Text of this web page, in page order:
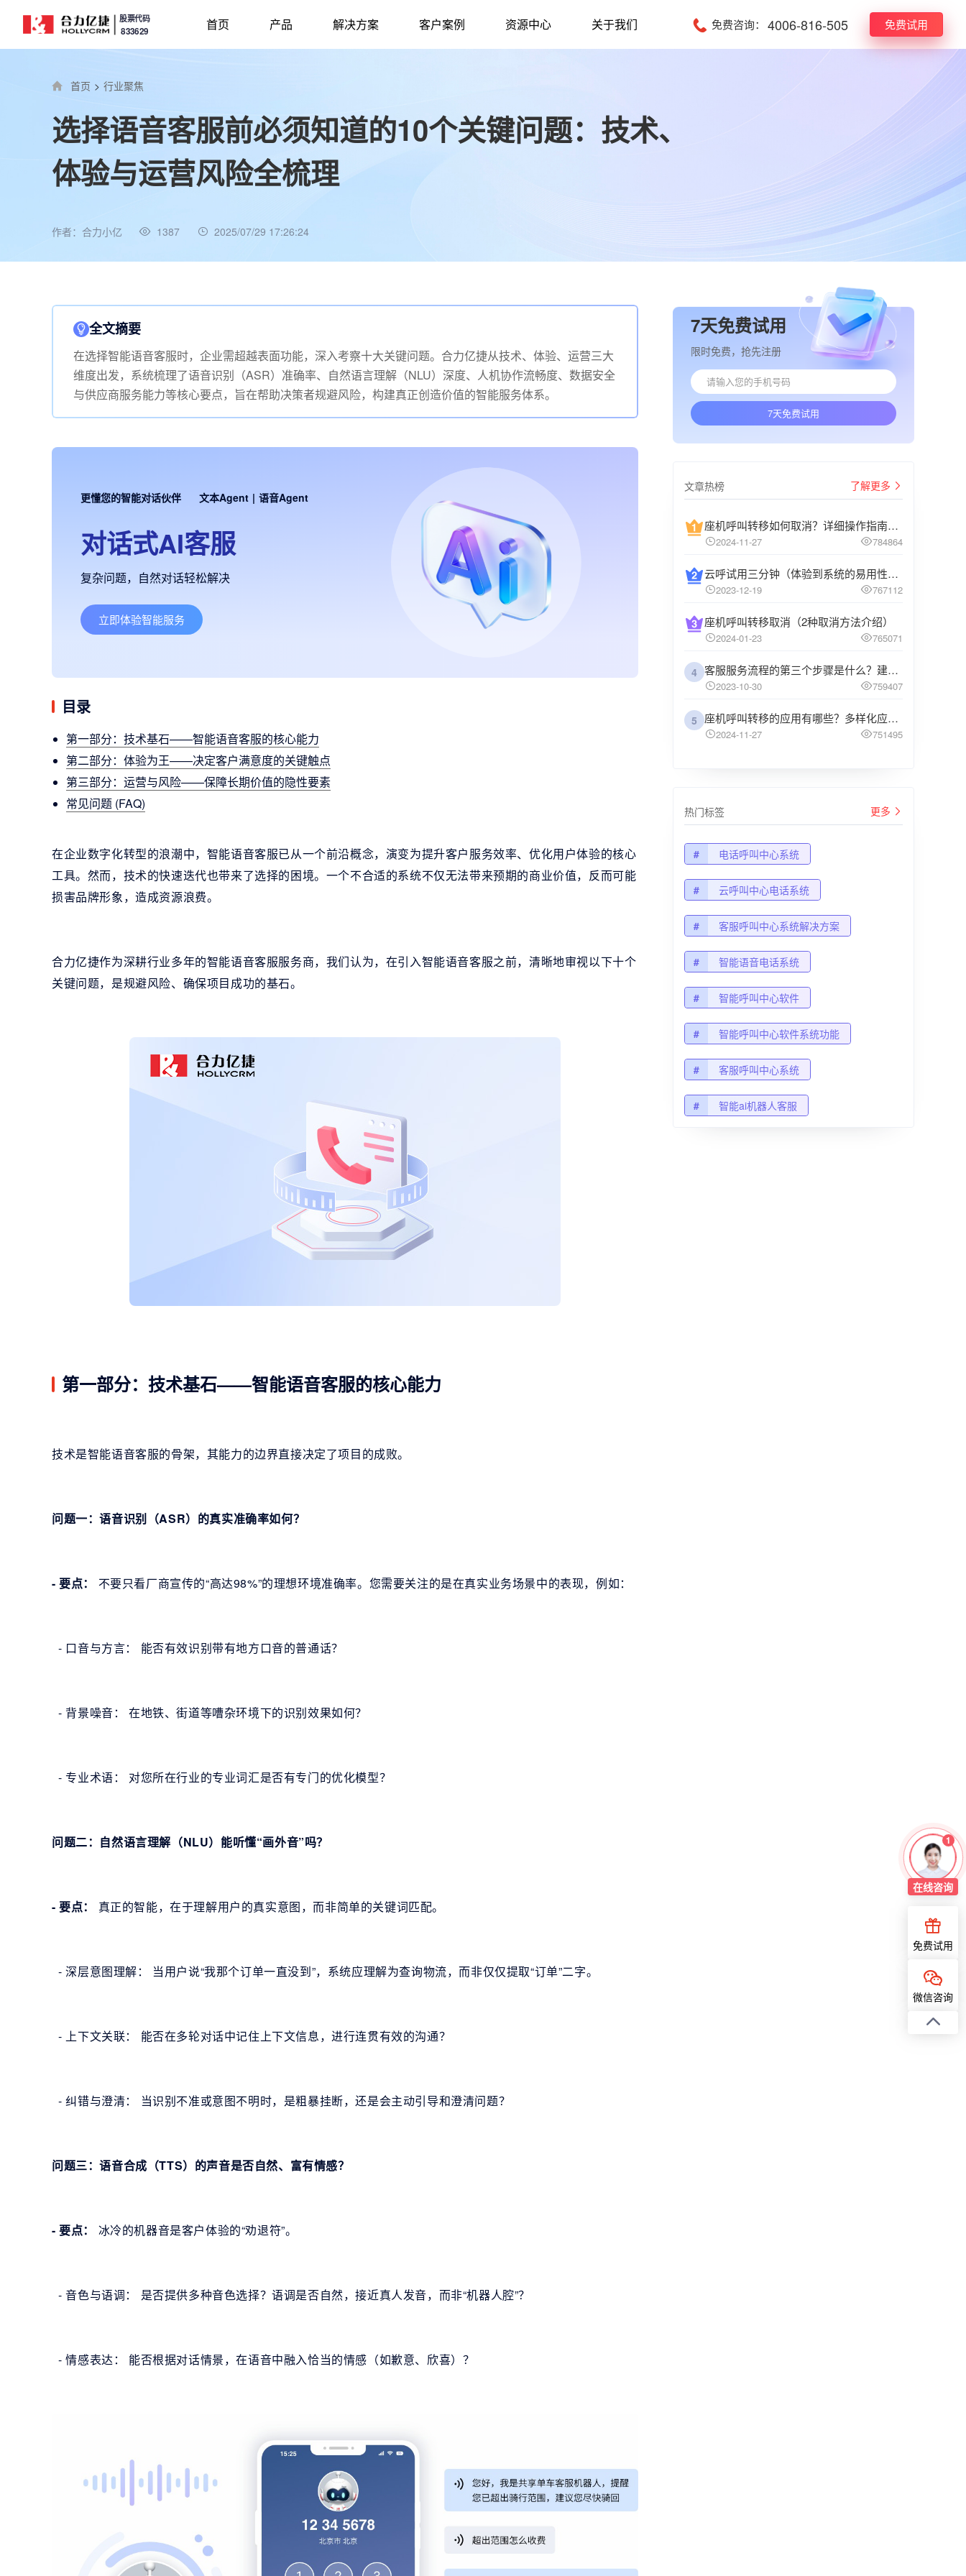
股票代码
833629 首页 产品 解决方案 客户案例 资源中心 关于我们 免费咨询： 4006-816-505 免费试用
首页 > 行业聚焦
选择语音客服前必须知道的10个关键问题：技术、
体验与运营风险全梳理
作者：合力小亿 1387 2025/07/29 17:26:24
全文摘要
在选择智能语音客服时，企业需超越表面功能，深入考察十大关键问题。合力亿捷从技术、体验、运营三大
维度出发，系统梳理了语音识别（ASR）准确率、自然语言理解（NLU）深度、人机协作流畅度、数据安全
与供应商服务能力等核心要点，旨在帮助决策者规避风险，构建真正创造价值的智能服务体系。
更懂您的智能对话伙伴 文本Agent | 语音Agent
对话式AI客服
复杂问题，自然对话轻松解决
立即体验智能服务
目录
第一部分：技术基石——智能语音客服的核心能力
第二部分：体验为王——决定客户满意度的关键触点
第三部分：运营与风险——保障长期价值的隐性要素
常见问题 (FAQ)
在企业数字化转型的浪潮中，智能语音客服已从一个前沿概念，演变为提升客户服务效率、优化用户体验的核心
工具。然而，技术的快速迭代也带来了选择的困境。一个不合适的系统不仅无法带来预期的商业价值，反而可能
损害品牌形象，造成资源浪费。
合力亿捷作为深耕行业多年的智能语音客服服务商，我们认为，在引入智能语音客服之前，清晰地审视以下十个
关键问题，是规避风险、确保项目成功的基石。
第一部分：技术基石——智能语音客服的核心能力
技术是智能语音客服的骨架，其能力的边界直接决定了项目的成败。
问题一：语音识别（ASR）的真实准确率如何？
- 要点： 不要只看厂商宣传的“高达98%”的理想环境准确率。您需要关注的是在真实业务场景中的表现，例如：
- 口音与方言： 能否有效识别带有地方口音的普通话？
- 背景噪音： 在地铁、街道等嘈杂环境下的识别效果如何？
- 专业术语： 对您所在行业的专业词汇是否有专门的优化模型？
问题二：自然语言理解（NLU）能听懂“画外音”吗？
- 要点： 真正的智能，在于理解用户的真实意图，而非简单的关键词匹配。
- 深层意图理解： 当用户说“我那个订单一直没到”，系统应理解为查询物流，而非仅仅提取“订单”二字。
- 上下文关联： 能否在多轮对话中记住上下文信息，进行连贯有效的沟通？
- 纠错与澄清： 当识别不准或意图不明时，是粗暴挂断，还是会主动引导和澄清问题？
问题三：语音合成（TTS）的声音是否自然、富有情感？
- 要点： 冰冷的机器音是客户体验的“劝退符”。
- 音色与语调： 是否提供多种音色选择？语调是否自然，接近真人发音，而非“机器人腔”？
- 情感表达： 能否根据对话情景，在语音中融入恰当的情感（如歉意、欣喜）？
7天免费试用
限时免费，抢先注册
7天免费试用
文章热榜 了解更多
座机呼叫转移如何取消？详细操作指南介绍
2024-11-27 784864
云呼试用三分钟（体验到系统的易用性和高效性）
2023-12-19 767112
座机呼叫转移取消（2种取消方法介绍）
2024-01-23 765071
4 客服服务流程的第三个步骤是什么？建议企业阅读
2023-10-30 759407
5 座机呼叫转移的应用有哪些？多样化应用场景解析
2024-11-27 751495
热门标签 更多
# 电话呼叫中心系统
# 云呼叫中心电话系统
# 客服呼叫中心系统解决方案
# 智能语音电话系统
# 智能呼叫中心软件
# 智能呼叫中心软件系统功能
# 客服呼叫中心系统
# 智能ai机器人客服
1
在线咨询
免费试用
微信咨询